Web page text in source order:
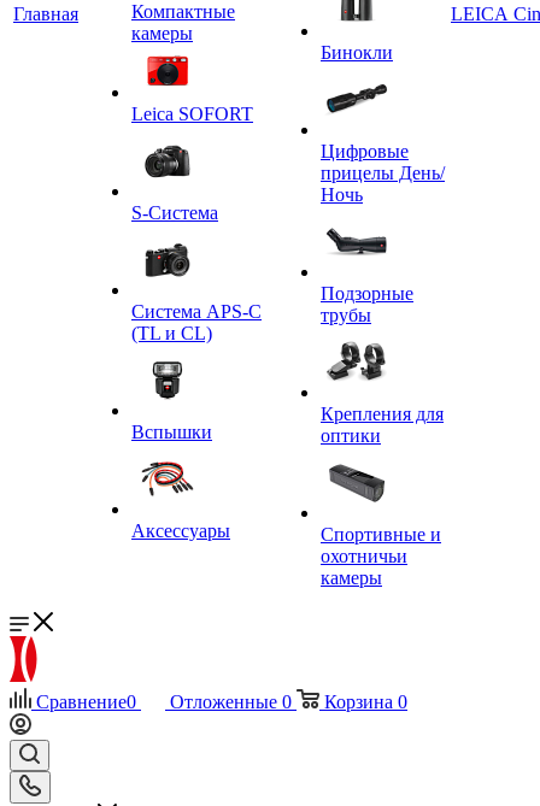
Главная
Компактные
камеры
Leica SOFORT
S-Система
Система APS-C
(TL и CL)
Вспышки
Аксессуары
Бинокли
Цифровые
прицелы День/
Ночь
Подзорные
трубы
Крепления для
оптики
Спортивные и
охотничьи
камеры
LEICA
Сравнение0 Отложенные 0 Корзина 0